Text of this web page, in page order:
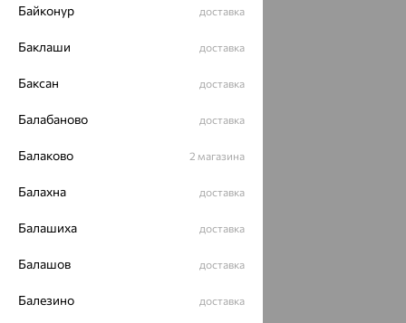
Байконур доставка
Баклаши доставка
Баксан доставка
Балабаново доставка
Балаково 2 магазина
Балахна доставка
Балашиха доставка
Балашов доставка
Балезино доставка